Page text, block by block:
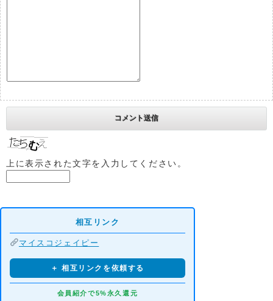
上に表示された文字を入力してください。
相互リンク
マイスコジェイピー
＋ 相互リンクを依頼する
会員紹介で5%永久還元